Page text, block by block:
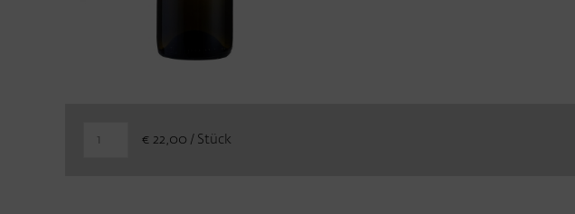
€ 22,00 / Stück